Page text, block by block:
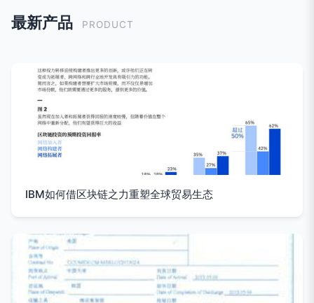
最新产品 PRODUCT
IBM如何借区块链之力重塑全球贸易生态